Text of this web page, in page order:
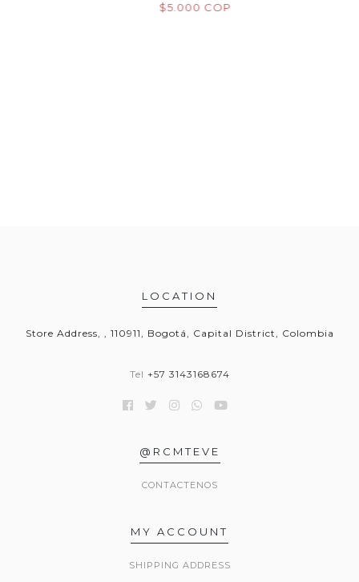
$5.000 COP
LOCATION
Store Address, , 110911, Bogotá, Capital District, Colombia
Tel +57 3143168674
@RCMTEVE
CONTACTENOS
MY ACCOUNT
SHIPPING ADDRESS